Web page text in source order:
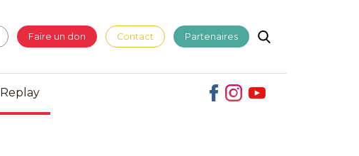
Faire un don Contact Partenaires
Replay